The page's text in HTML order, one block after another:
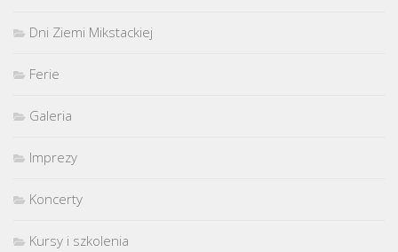
Dni Ziemi Mikstackiej
Ferie
Galeria
Imprezy
Koncerty
Kursy i szkolenia